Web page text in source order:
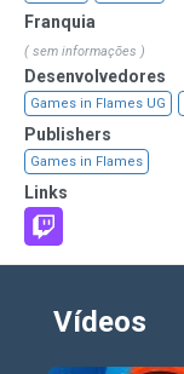
Franquia
( sem informações )
Desenvolvedores
Games in Flames UG
Publishers
Games in Flames
Links
Vídeos